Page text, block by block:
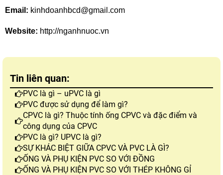
Email: kinhdoanhbcd@gmail.com
Website: http://nganhnuoc.vn
Tin liên quan:
PVC là gì – uPVC là gì
PVC được sử dụng để làm gì?
CPVC là gì? Thuộc tính ống CPVC và đặc điểm và
công dụng của CPVC
PVC là gì? UPVC là gì?
SỰ KHÁC BIỆT GIỮA CPVC VÀ PVC LÀ GÌ?
ỐNG VÀ PHỤ KIỆN PVC SO VỚI ĐỒNG
ỐNG VÀ PHỤ KIỆN PVC SO VỚI THÉP KHÔNG GỈ